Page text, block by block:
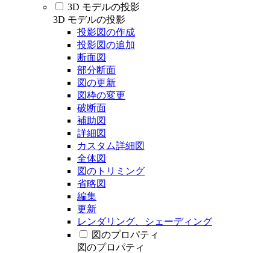
3D モデルの投影
3D モデルの投影
投影図の作成
投影図の追加
断面図
部分断面
図の更新
図枠の変更
破断面
補助図
詳細図
カスタム詳細図
全体図
図のトリミング
省略図
編集
更新
レンダリング、シェーディング
図のプロパティ
図のプロパティ